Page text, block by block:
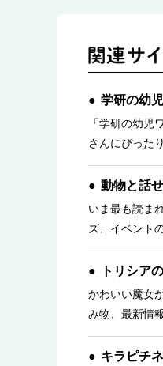
学研の幼
「学研の幼
さんにぴった
動物と話
いま最も読ま
ズ、イベント
トリシア
かわいい魔女
み物、最新情
キラピチ